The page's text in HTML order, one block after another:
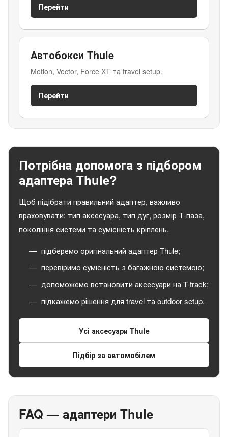
Перейти
Автобокси Thule
Motion, Vector, Force XT та travel setup.
Перейти
Потрібна допомога з підбором
адаптера Thule?
Щоб підібрати правильний адаптер, важливо
враховувати: тип аксесуара, тип дуг, розмір Т-паза,
покоління системи та сумісність кріплень.
підберемо оригінальний адаптер Thule;
перевіримо сумісність з багажною системою;
допоможемо встановити аксесуари на T-track;
підкажемо рішення для travel та outdoor setup.
Усі аксесуари Thule
Підбір за автомобілем
FAQ — адаптери Thule